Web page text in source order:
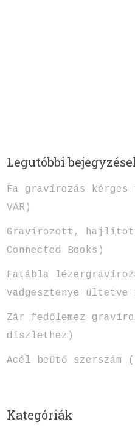
Legutóbbi
Fa gravírozás
VÁR)
Gravírozott,
Connected Books)
Fatábla
vadgesztenye ültetve
Zár fedőlemez
díszlethez)
Acél beütő szerszám
Kategóriák